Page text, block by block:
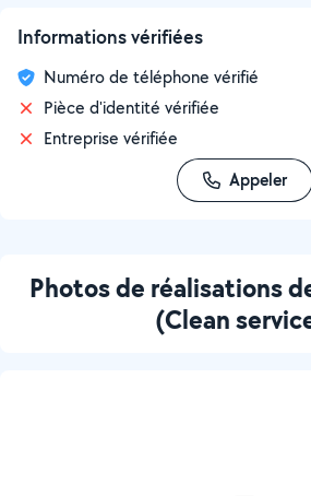
Informations vérifiées
Numéro de téléphone vérifié
Pièce d'identité vérifiée
Entreprise vérifiée
Appeler
Photos de réalisations
(Clean